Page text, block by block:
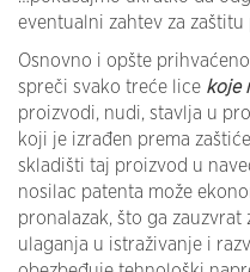
eventualni zahtev za
Osnovno i opšte
spreči svako treće lice koje
proizvodi, nudi, stavlja u
koji je izrađen prema
skladišti taj proizvod u
nosilac patenta može
pronalazak, što ga
ulaganja u istraživanje i